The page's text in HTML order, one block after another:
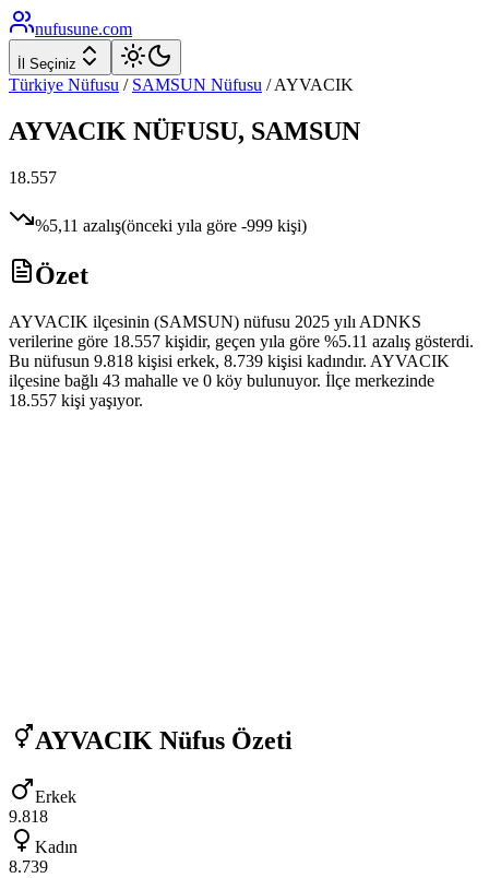
nufusune.com
İl Seçiniz
Türkiye Nüfusu / SAMSUN Nüfusu /AYVACIK
AYVACIK NÜFUSU, SAMSUN
18.557
%5,11 azalış(önceki yıla göre -999 kişi)
Özet
AYVACIK ilçesinin (SAMSUN) nüfusu 2025 yılı ADNKS
verilerine göre 18.557 kişidir, geçen yıla göre %5.11 azalış gösterdi.
Bu nüfusun 9.818 kişisi erkek, 8.739 kişisi kadındır. AYVACIK
ilçesine bağlı 43 mahalle ve 0 köy bulunuyor. İlçe merkezinde
18.557 kişi yaşıyor.
AYVACIK Nüfus Özeti
Erkek
9.818
Kadın
8.739